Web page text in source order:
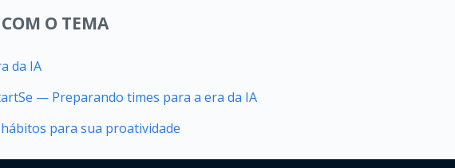
O TEMA
da IA
— Preparando times para a era da IA
hábitos para sua proatividade